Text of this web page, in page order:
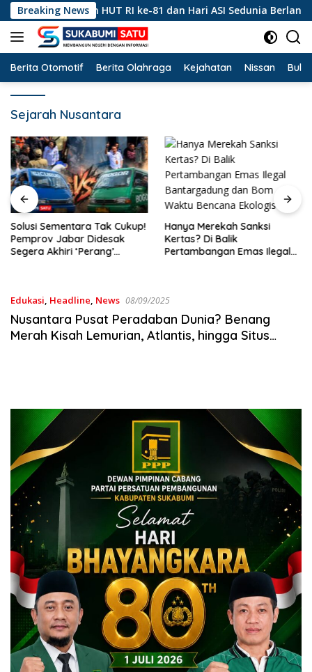
Langsung
ke
konten
Breaking News
Peringatan HUT RI ke-81 dan Hari ASI Sedunia Berlangsung
Berita Otomotif Berita Olahraga Kejahatan Nissan
Sejarah Nusantara
Solusi Sementara Tak Cukup!
Pemprov Jabar Didesak
Segera Akhiri ‘Perang’
Hanya Merekah Sanksi
Kertas? Di Balik
Pertambangan Emas Ilegal
Edukasi, Headline, News 08/09/2025
Nusantara Pusat Peradaban Dunia? Benang
Merah Kisah Lemurian, Atlantis, hingga Situs